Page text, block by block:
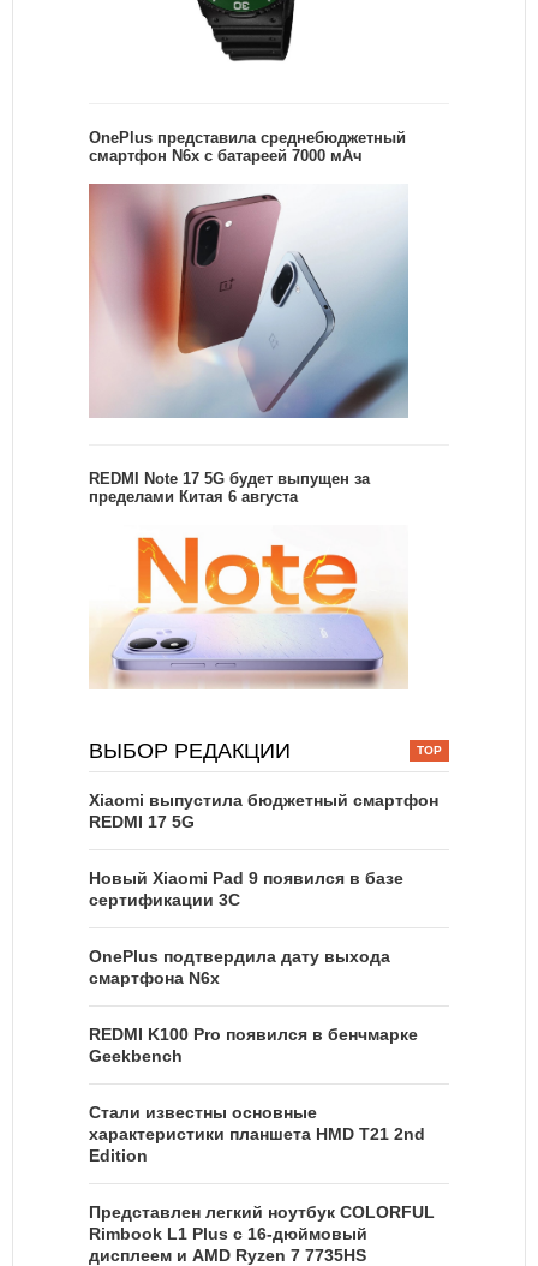
OnePlus представила среднебюджетный
смартфон N6x с батареей 7000 мАч
REDMI Note 17 5G будет выпущен за
пределами Китая 6 августа
ВЫБОР РЕДАКЦИИ
Xiaomi выпустила бюджетный смартфон
REDMI 17 5G
Новый Xiaomi Pad 9 появился в базе
сертификации 3C
OnePlus подтвердила дату выхода
смартфона N6x
REDMI K100 Pro появился в бенчмарке
Geekbench
Стали известны основные
характеристики планшета HMD T21 2nd
Edition
Представлен легкий ноутбук COLORFUL
Rimbook L1 Plus с 16-дюймовый
дисплеем и AMD Ryzen 7 7735HS